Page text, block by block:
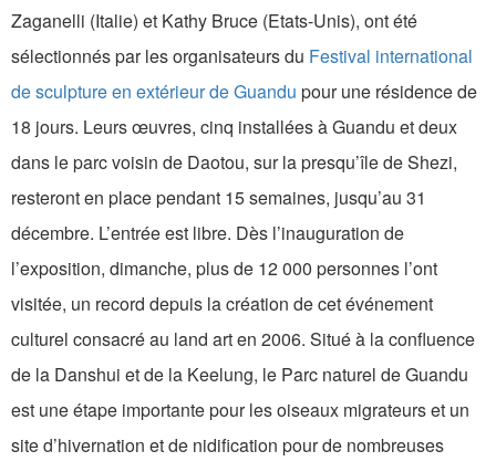
Zaganelli (Italie) et Kathy Bruce (Etats-Unis), ont été
sélectionnés par les organisateurs du Festival international
de sculpture en extérieur de Guandu pour une résidence de
18 jours. Leurs œuvres, cinq installées à Guandu et deux
dans le parc voisin de Daotou, sur la presqu’île de Shezi,
resteront en place pendant 15 semaines, jusqu’au 31
décembre. L’entrée est libre. Dès l’inauguration de
l’exposition, dimanche, plus de 12 000 personnes l’ont
visitée, un record depuis la création de cet événement
culturel consacré au land art en 2006. Situé à la confluence
de la Danshui et de la Keelung, le Parc naturel de Guandu
est une étape importante pour les oiseaux migrateurs et un
site d’hivernation et de nidification pour de nombreuses